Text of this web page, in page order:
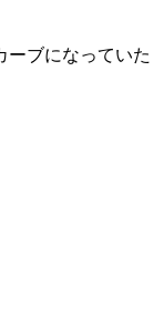
ーブになっていた